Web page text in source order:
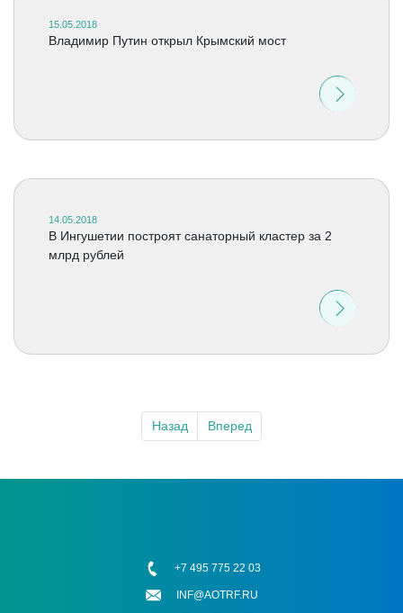
15.05.2018
Владимир Путин открыл Крымский мост
14.05.2018
В Ингушетии построят санаторный кластер за 2
млрд рублей
Назад Вперед
+7 495 775 22 03
INF@AOTRF.RU